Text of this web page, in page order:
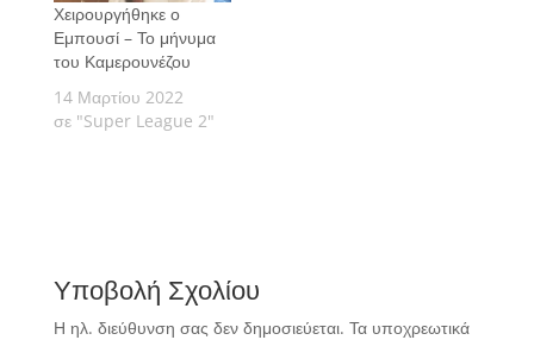
Χειρουργήθηκε ο
Εμπουσί – Το μήνυμα
του Καμερουνέζου
14 Μαρτίου 2022
σε "Super League 2"
Υποβολή Σχολίου
Η ηλ. διεύθυνση σας δεν δημοσιεύεται. Τα υποχρεωτικά